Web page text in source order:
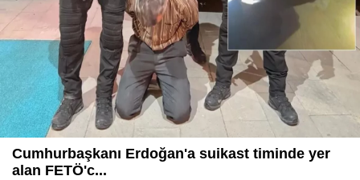
Cumhurbaşkanı Erdoğan'a suikast timinde yer
alan FETÖ'c...